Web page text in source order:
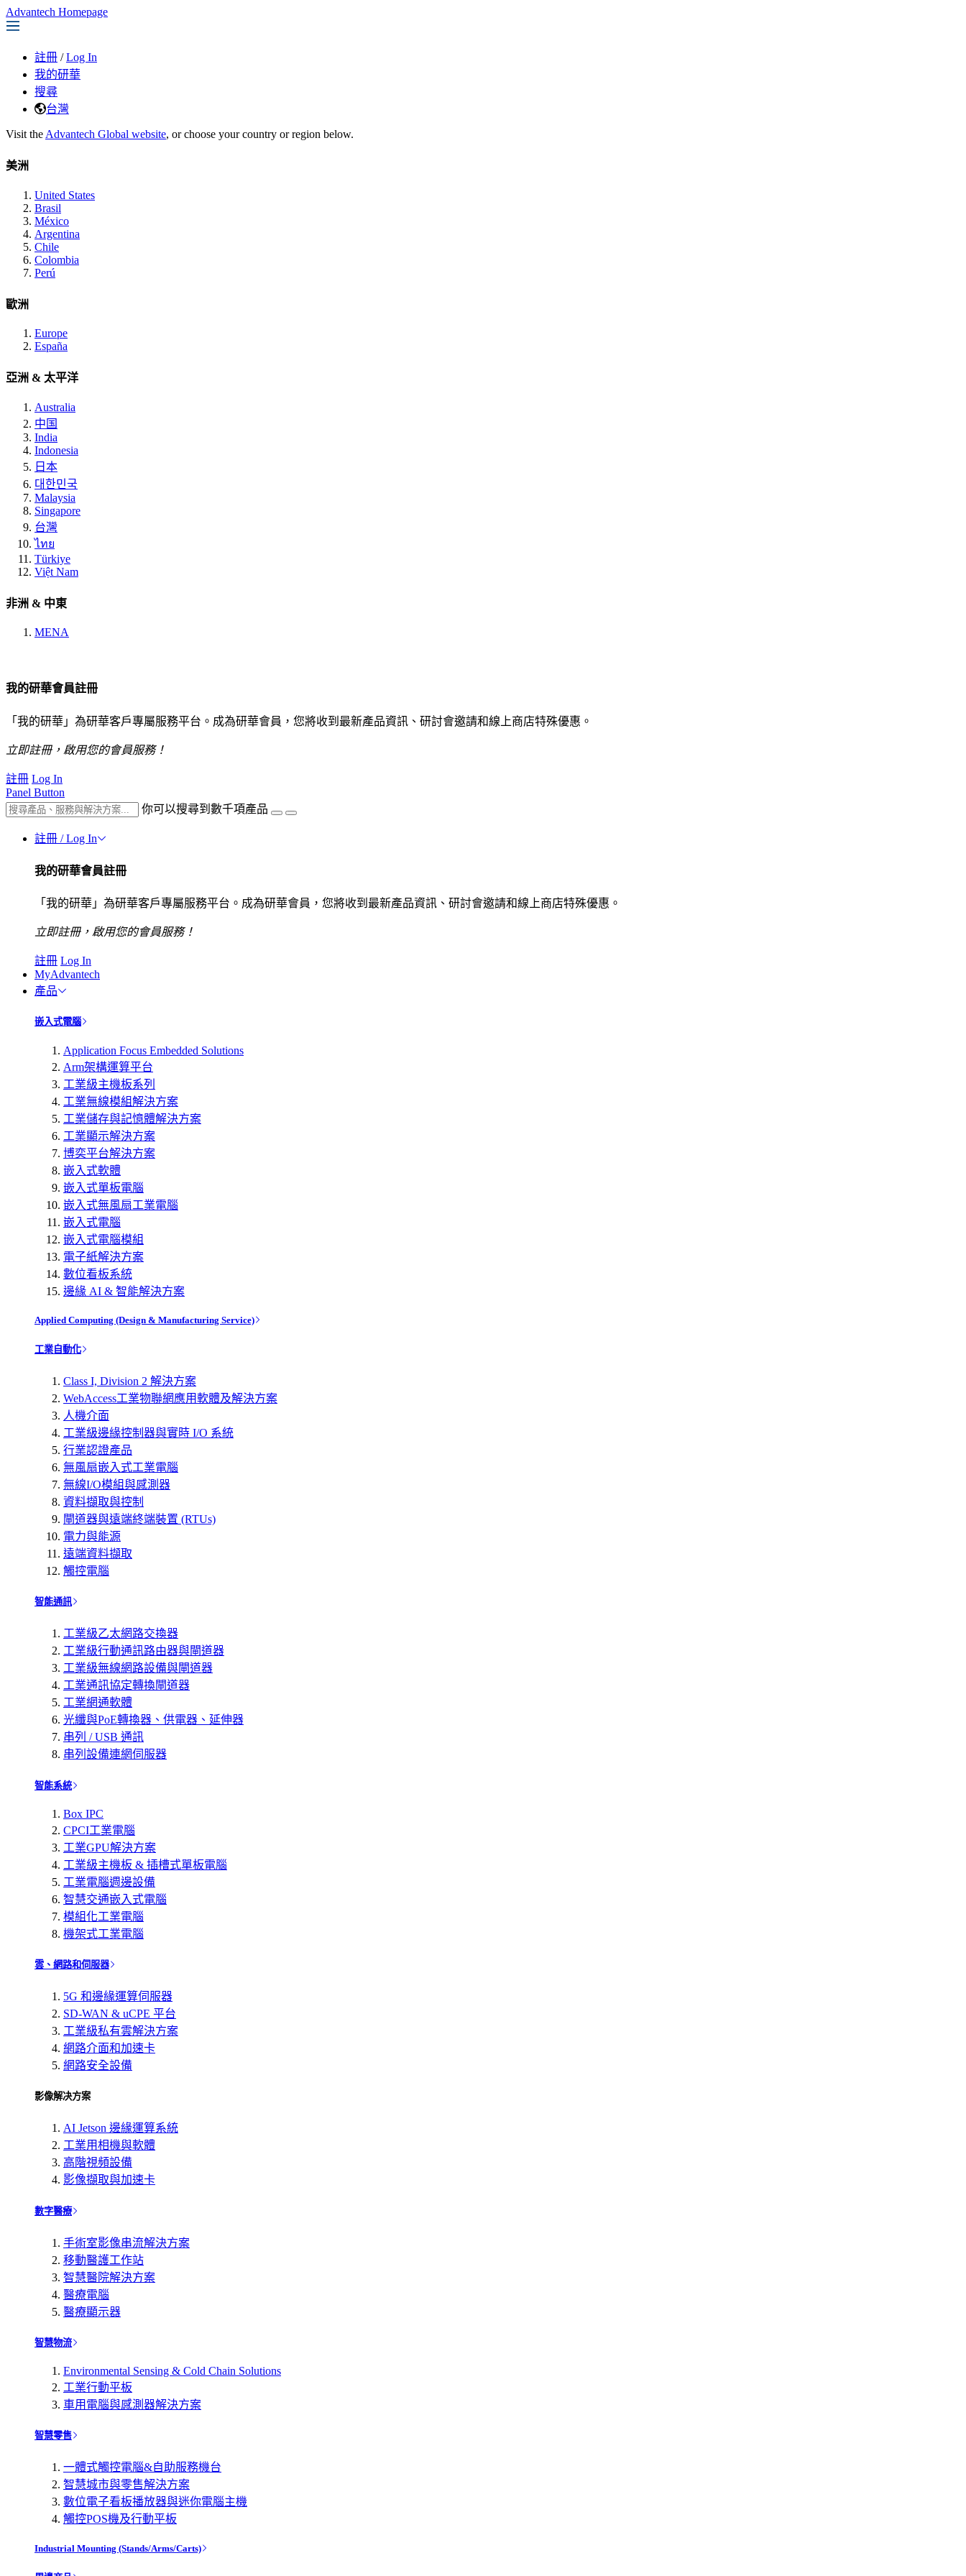
Advantech Homepage
註冊 / Log In
我的研華
搜尋
台灣
Visit the Advantech Global website, or choose your country or region below.
美洲
United States
Brasil
México
Argentina
Chile
Colombia
Perú
歐洲
Europe
España
亞洲 & 太平洋
Australia
中国
India
Indonesia
日本
대한민국
Malaysia
Singapore
台灣
ไทย
Türkiye
Việt Nam
非洲 & 中東
MENA
我的研華會員註冊
「我的研華」為研華客戶專屬服務平台。成為研華會員，您將收到最新產品資訊、研討會邀請和線上商店特殊優惠。
立即註冊，啟用您的會員服務！
註冊 Log In
Panel Button
你可以搜尋到數千項產品
註冊 / Log In
我的研華會員註冊
「我的研華」為研華客戶專屬服務平台。成為研華會員，您將收到最新產品資訊、研討會邀請和線上商店特殊優惠。
立即註冊，啟用您的會員服務！
註冊 Log In
MyAdvantech
產品
嵌入式電腦
Application Focus Embedded Solutions
Arm架構運算平台
工業級主機板系列
工業無線模組解決方案
工業儲存與記憶體解決方案
工業顯示解決方案
博奕平台解決方案
嵌入式軟體
嵌入式單板電腦
嵌入式無風扇工業電腦
嵌入式電腦
嵌入式電腦模組
電子紙解決方案
數位看板系統
邊緣 AI & 智能解決方案
Applied Computing (Design & Manufacturing Service)
工業自動化
Class I, Division 2 解決方案
WebAccess工業物聯網應用軟體及解決方案
人機介面
工業級邊緣控制器與實時 I/O 系統
行業認證產品
無風扇嵌入式工業電腦
無線I/O模組與感測器
資料擷取與控制
閘道器與遠端終端裝置 (RTUs)
電力與能源
遠端資料擷取
觸控電腦
智能通訊
工業級乙太網路交換器
工業級行動通訊路由器與閘道器
工業級無線網路設備與閘道器
工業通訊協定轉換閘道器
工業網通軟體
光纖與PoE轉換器、供電器、延伸器
串列 / USB 通訊
串列設備連網伺服器
智能系統
Box IPC
CPCI工業電腦
工業GPU解決方案
工業級主機板 & 插槽式單板電腦
工業電腦週邊設備
智慧交通嵌入式電腦
模組化工業電腦
機架式工業電腦
雲、網路和伺服器
5G 和邊緣運算伺服器
SD-WAN & uCPE 平台
工業級私有雲解決方案
網路介面和加速卡
網路安全設備
影像解决方案
AI Jetson 邊緣運算系統
工業用相機與軟體
高階視頻設備
影像擷取與加速卡
數字醫療
手術室影像串流解決方案
移動醫護工作站
智慧醫院解決方案
醫療電腦
醫療顯示器
智慧物流
Environmental Sensing & Cold Chain Solutions
工業行動平板
車用電腦與感測器解決方案
智慧零售
一體式觸控電腦&自助服務機台
智慧城市與零售解決方案
數位電子看板播放器與迷你電腦主機
觸控POS機及行動平板
Industrial Mounting (Stands/Arms/Carts)